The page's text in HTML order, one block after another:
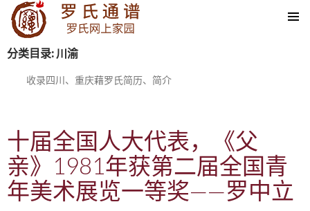
SKIP TO CONTENT
分类目录: 川渝
收录四川、重庆藉罗氏简历、简介
十届全国人大代表，《父
亲》1981年获第二届全国青
年美术展览一等奖——罗中立